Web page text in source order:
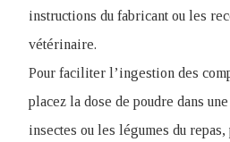
instructions du fabricant ou les
vétérinaire.
Pour faciliter l’ingestion des
placez la dose de poudre dans
insectes ou les légumes du repas,